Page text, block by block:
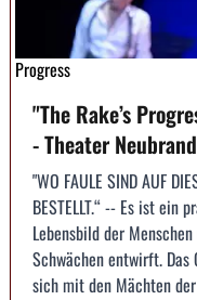
Progress
"The Rake’s
- Theater
"WO FAULE SIND AUF
BESTELLT.“ -- Es ist ein
Lebensbild der
Schwächen entwirft. Das
sich mit den Mächten